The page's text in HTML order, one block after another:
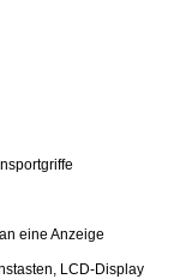
eine Anzeige
LCD-Display